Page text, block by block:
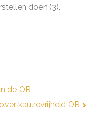
doen (3).
de OR
keuzevrijheid OR